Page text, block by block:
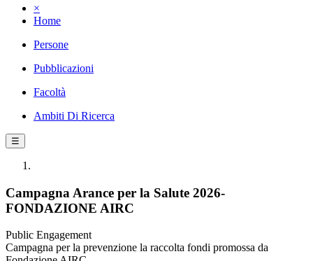
×
Home
Persone
Pubblicazioni
Facoltà
Ambiti Di Ricerca
☰
Campagna Arance per la Salute 2026-
FONDAZIONE AIRC
Public Engagement
Campagna per la prevenzione la raccolta fondi promossa da